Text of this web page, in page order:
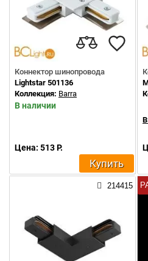
Коннектор шинопровода
Lightstar 501136
Коллекция: Barra
В наличии
Цена: 513 Р.
Купить
214415